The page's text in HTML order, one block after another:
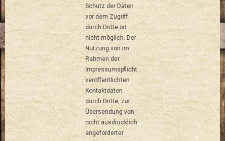
Schutz der Daten
vor dem Zugriff
durch Dritte ist
nicht möglich. Der
Nutzung von im
Rahmen der
Impressumspflicht
veröffentlichten
Kontaktdaten
durch Dritte, zur
Übersendung von
nicht ausdrücklich
angeforderter